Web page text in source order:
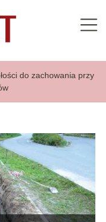
do zachowania przy